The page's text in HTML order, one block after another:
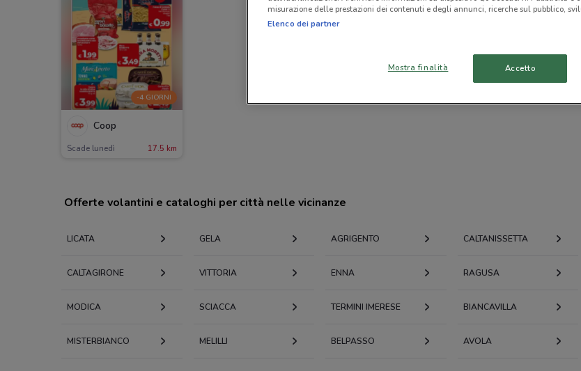
-4 GIORNI
Coop
Scade lunedì 17.5 km
Offerte volantini e cataloghi per città nelle vicinanze
LICATA GELA AGRIGENTO CALTANISSETTA
CALTAGIRONE VITTORIA ENNA RAGUSA
MODICA SCIACCA TERMINI IMERESE BIANCAVILLA
MISTERBIANCO MELILLI BELPASSO AVOLA
misurazione delle prestazioni dei contenuti e degli annunci, ricerche sul pubblico,
Elenco dei partner
Mostra finalità Accetto